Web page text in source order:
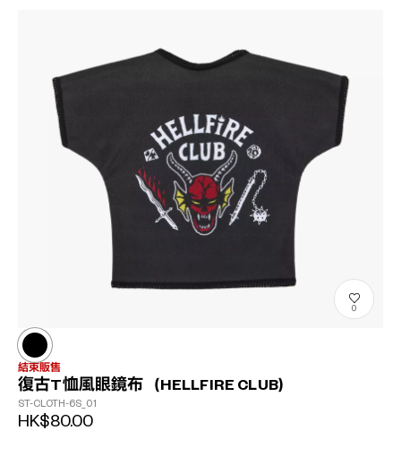
0
結束販售
復古T恤風眼鏡布（HELLFIRE CLUB）
ST-CLOTH-6S_01
HK$80.00